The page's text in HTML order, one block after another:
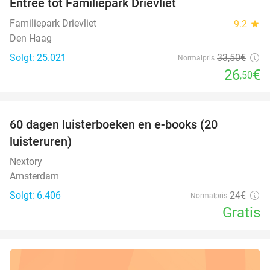
Familiepark Drievliet 9.2 star
Den Haag
Solgt: 25.021
Normalpris 33,50€
26,50€
60 dagen luisterboeken en e-books (20
luisteruren)
Nextory
Amsterdam
Solgt: 6.406
Normalpris 24€
Gratis